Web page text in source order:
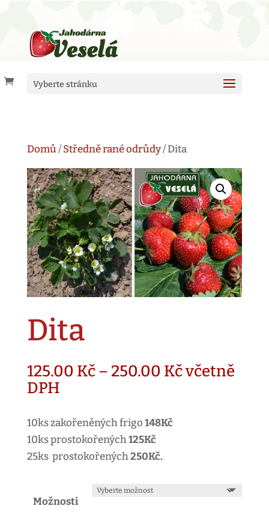
Vyberte stránku
Domů/Středně rané odrůdy/ Dita
Dita
125.00 Kč – 250.00 KčRozpětí
včetně
DPH
10ks zakořeněných frigo148Kč
10ks prostokořených125Kč
25ks prostokořených250Kč.
Možnosti